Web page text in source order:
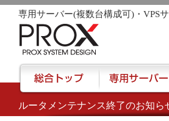
ルータメンテナンス終了のお知ら
専用サーバー(複数台構成可)・VPS
href="/">